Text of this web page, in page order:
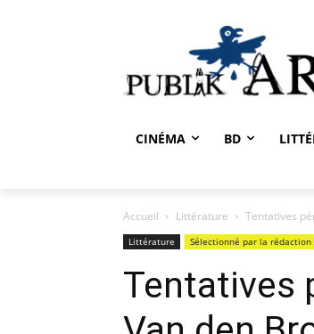
CINÉMA BD
Accueil Littérature Tentatives
Littérature Sélectionné par la rédaction
Tentatives